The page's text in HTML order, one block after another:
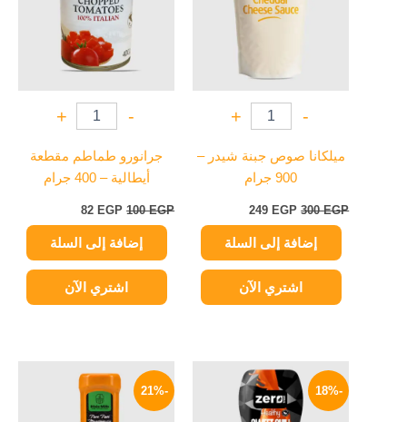
-
+
ميلكانا صوص جبنة شيدر –
900 جرام
300EGP
249 EGP
إضافة إلى السلة
اشتري الآن
-
+
جرانورو طماطم مقطعة
أيطالية – 400 جرام
100EGP
82 EGP
إضافة إلى السلة
اشتري الآن
-18%
السعر
الأصلي
هو:
195 EGP.
السعر
الحالي
هو:
159 EGP.
-21%
الأصلي
هو:
100 EGP.
الحالي
هو: